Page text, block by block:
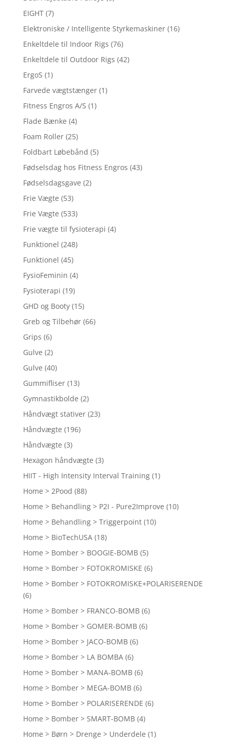
EIGHT (7)
Elektroniske / Intelligente Styrkemaskiner (16)
Enkeltdele til Indoor Rigs (76)
Enkeltdele til Outdoor Rigs (42)
ErgoS (1)
Farvede vægtstænger (1)
Fitness Engros A/S (1)
Flade Bænke (4)
Foam Roller (25)
Foldbart Løbebånd (5)
Fødselsdag hos Fitness Engros (43)
Fødselsdagsgave (2)
Frie Vægte (53)
Frie Vægte (533)
Frie vægte til fysioterapi (4)
Funktionel (248)
Funktionel (45)
FysioFeminin (4)
Fysioterapi (19)
GHD og Booty (15)
Greb og Tilbehør (66)
Grips (6)
Gulve (2)
Gulve (40)
Gummifliser (13)
Gymnastikbolde (2)
Håndvægt stativer (23)
Håndvægte (196)
Håndvægte (3)
Hexagon håndvægte (3)
HIIT - High Intensity Interval Training (1)
Home > 2Pood (88)
Home > Behandling > P2I - Pure2Improve (10)
Home > Behandling > Triggerpoint (10)
Home > BioTechUSA (18)
Home > Bomber > BOOGIE-BOMB (5)
Home > Bomber > FOTOKROMISKE (6)
Home > Bomber > FOTOKROMISKE+POLARISERENDE
(6)
Home > Bomber > FRANCO-BOMB (6)
Home > Bomber > GOMER-BOMB (6)
Home > Bomber > JACO-BOMB (6)
Home > Bomber > LA BOMBA (6)
Home > Bomber > MANA-BOMB (6)
Home > Bomber > MEGA-BOMB (6)
Home > Bomber > POLARISERENDE (6)
Home > Bomber > SMART-BOMB (4)
Home > Børn > Drenge > Underdele (1)